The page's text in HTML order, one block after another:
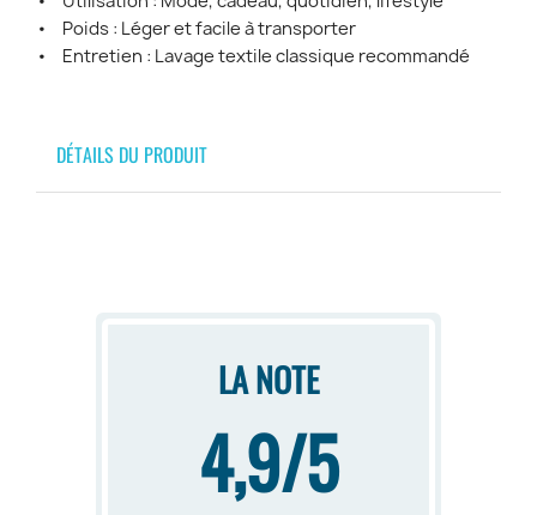
• Poids : Léger et facile à transporter
• Entretien : Lavage textile classique recommandé
DÉTAILS DU PRODUIT
LA NOTE
4,9/5